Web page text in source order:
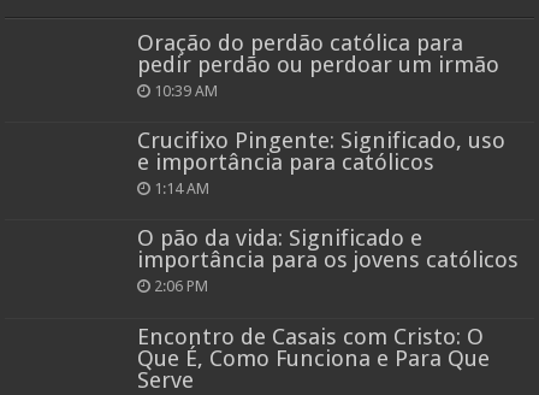
Oração do perdão católica para
pedir perdão ou perdoar um irmão
10:39 AM
Crucifixo Pingente: Significado, uso
e importância para católicos
1:14 AM
O pão da vida: Significado e
importância para os jovens católicos
2:06 PM
Encontro de Casais com Cristo: O
Que É, Como Funciona e Para Que
Serve